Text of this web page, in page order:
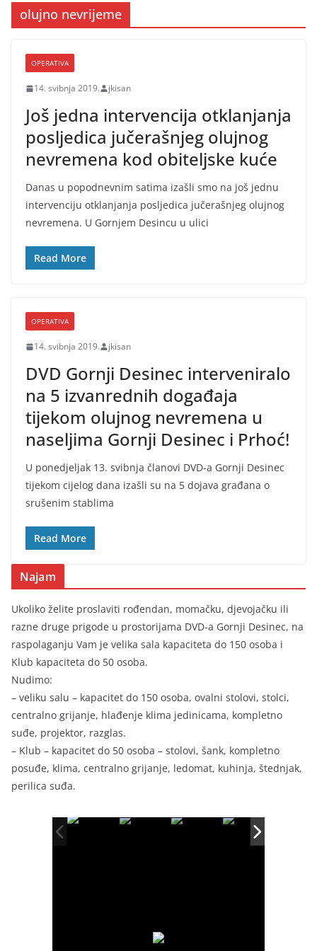
olujno nevrijeme
OPERATIVA
14. svibnja 2019. jkisan
Još jedna intervencija otklanjanja
posljedica jučerašnjeg olujnog
nevremena kod obiteljske kuće
Danas u popodnevnim satima izašli smo na još jednu
intervenciju otklanjanja posljedica jučerašnjeg olujnog
nevremena. U Gornjem Desincu u ulici
Read More
OPERATIVA
14. svibnja 2019. jkisan
DVD Gornji Desinec interveniralo
na 5 izvanrednih događaja
tijekom olujnog nevremena u
naseljima Gornji Desinec i Prhoć!
U ponedjeljak 13. svibnja članovi DVD-a Gornji Desinec
tijekom cijelog dana izašli su na 5 dojava građana o
srušenim stablima
Read More
Najam
Ukoliko želite proslaviti rođendan, momačku, djevojačku ili
razne druge prigode u prostorijama DVD-a Gornji Desinec, na
raspolaganju Vam je velika sala kapaciteta do 150 osoba i
Klub kapaciteta do 50 osoba.
Nudimo:
– veliku salu – kapacitet do 150 osoba, ovalni stolovi, stolci,
centralno grijanje, hlađenje klima jedinicama, kompletno
suđe, projektor, razglas.
– Klub – kapacitet do 50 osoba – stolovi, šank, kompletno
posuđe, klima, centralno grijanje, ledomat, kuhinja, štednjak,
perilica suđa.